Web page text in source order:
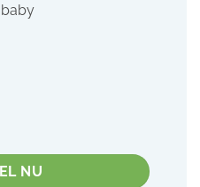
| 150ml + deksel | 2e generatie
NU